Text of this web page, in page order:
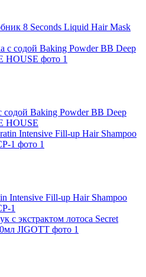
8 Seconds Liquid Hair Mask
Baking Powder BB Deep
HOUSE
Intensive Fill-up Hair Shampoo
1